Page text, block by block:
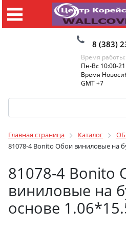
8 (383)
Время работы:
Пн-Вс 10:00-
Время
GMT +7
Главная страница Каталог
81078-4 Bonito Обои виниловые на
81078-4 Bonito
виниловые на
основе